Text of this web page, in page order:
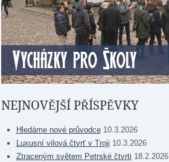
NEJNOVĚJŠÍ PŘÍSPĚVKY
Hledáme nové průvodce 10.3.2026
Luxusní vilová čtvrť v Troji 10.3.2026
Ztraceným světem Petrské čtvrti 18.2.2026